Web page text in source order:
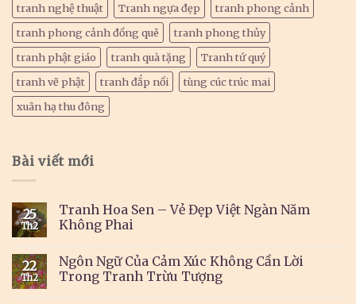
tranh nghệ thuật
Tranh ngựa đẹp
tranh phong cảnh
tranh phong cảnh đồng quê
tranh phong thủy
tranh phật giáo
tranh quà tặng
Tranh tứ quý
tranh vẽ phật
tranh đắp nổi
tùng cúc trúc mai
xuân hạ thu đông
Bài viết mới
25
Th2
Tranh Hoa Sen – Vẻ Đẹp Việt Ngàn Năm
Không Phai
22
Th2
Ngôn Ngữ Của Cảm Xúc Không Cần Lời
Trong Tranh Trừu Tượng